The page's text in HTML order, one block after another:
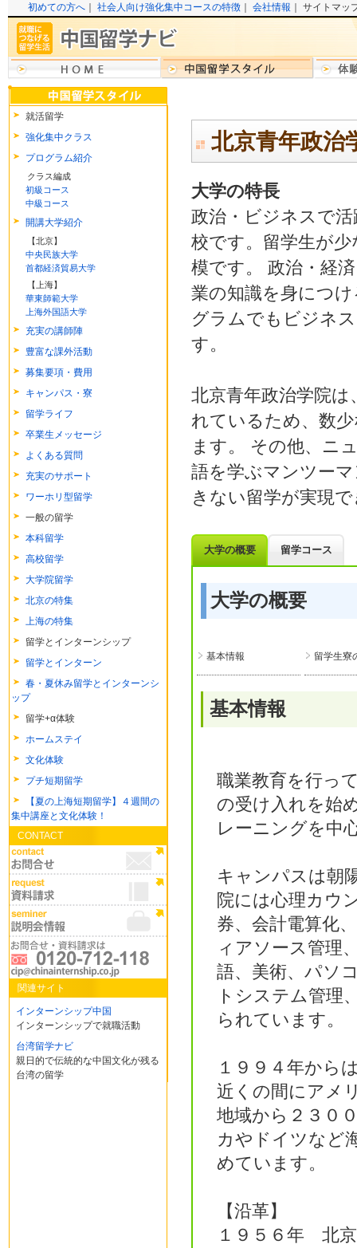
初めての方へ 社会人向け強化集中コースの特徴 会社情報 ｜ サイトマッ
就活留学
強化集中クラス
プログラム紹介
クラス編成
初級コース
中級コース
開講大学紹介
【北京】
中央民族大学
首都経済貿易大学
【上海】
華東師範大学
上海外国語大学
充実の講師陣
豊富な課外活動
募集要項・費用
キャンパス・寮
留学ライフ
卒業生メッセージ
よくある質問
充実のサポート
ワーホリ型留学
一般の留学
本科留学
高校留学
大学院留学
北京の特集
上海の特集
留学とインターンシップ
留学とインターン
春・夏休み留学とインターンシ
ップ
留学+α体験
ホームステイ
文化体験
プチ短期留学
【夏の上海短期留学】４週間の
集中講座と文化体験！
CONTACT
関連サイト
インターンシップ中国
インターンシップで就職活動
台湾留学ナビ
親日的で伝統的な中国文化が残る
台湾の留学
北京青年政治
大学の特長
政治・ビジネスで
校です。留学生が
模です。 政治・経
業の知識を身につ
グラムでもビジネ
す。
北京青年政治学院
れているため、数
ます。 その他、ニ
語を学ぶマンツー
きない留学が実現
大学の概要 留学コース
大学の概要
基本情報 留学生寮
基本情報
職業教育を行っ
の受け入れを始
レーニングを中
キャンパスは朝
院には心理カウ
券、会計電算化
ィアソース管理
語、美術、パソ
トシステム管理
られています。
１９９４年から
近くの間にアメ
地域から２３０
カやドイツなど
めています。
【沿革】
１９５６年 北